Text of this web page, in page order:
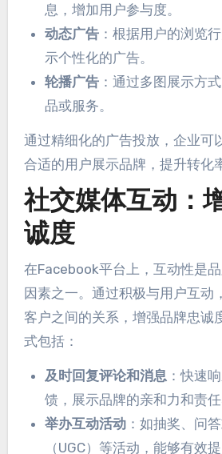
息，增加用户参与度。
动态广告：根据用户的浏览
示个性化的广告。
轮播广告：通过多图展示方
品或服务。
通过精细化的广告投放，企业可
合适的用户展示品牌，提升转化
社交媒体互动：
诚度
在Facebook平台上，互动性是
因素之一。通过积极与用户互动
客户之间的关系，增强品牌忠诚
式包括：
及时回复评论和消息：快速
馈，展示品牌的亲和力和责任
举办互动活动：如抽奖、问
（UGC）等活动，能够有效